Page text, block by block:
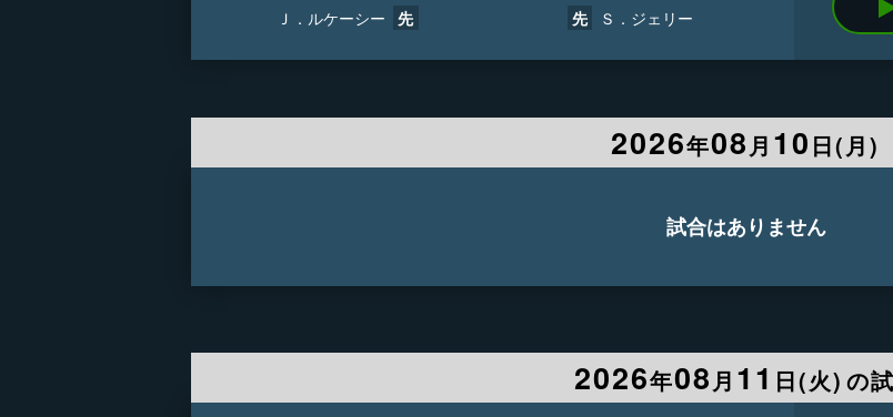
Ｊ．ルケーシー 先 先 Ｓ．ジェリー
2026年08月 10 日(月)
試合はありません
2026年08月 11 日(火) の